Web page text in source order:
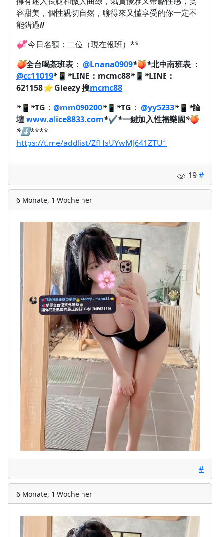
容甜美，個性親切自然，聊得來又懂享受的你一定不
能錯過‼️
💞今日名額：二位（現在報班）**
🍑全台喝茶班表： @Lnana0909*🍑*北中南班表 ：
@cc11019* 📱 *LINE：mcmc88* 📱 *LINE：
621158⭐ Gleezy 搜mcmc88
* 📱 *TG： @mm090200* 📱 *TG： @yy5233* 📱 *論
壇www.alice8833.com*✔️*一鍵加入性福樂園*🍑
*⬇️****
https://t.me/addlist/ZfHsUYwMJ641ZTU1
19#
6 Monate, 1 Woche her
#
6 Monate, 1 Woche her